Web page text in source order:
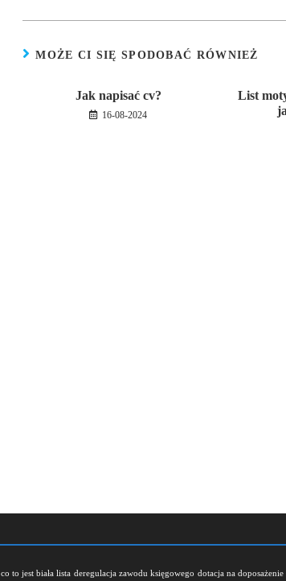
MOŻE CI SIĘ SPODOBAĆ RÓWNIEŻ
Jak napisać cv?
16-08-2024
List
co to jest biała lista deregulacja zawodu księgowego dotacja na